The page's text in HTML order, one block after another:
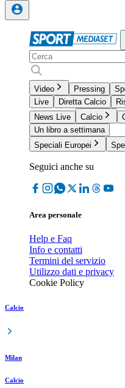
Video Pressing
Live
Diretta Calcio
News Live
Calcio
Un libro a settimana
Speciali Europei
Seguici anche su
Area personale
Help e Faq
Info e contatti
Termini del servizio
Utilizzo dati e privacy
Cookie Policy
Calcio
Milan
Calcio